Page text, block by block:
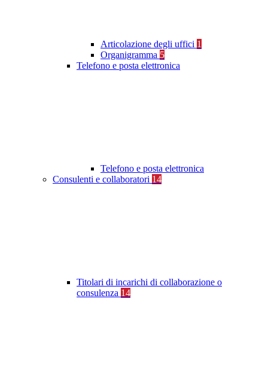
Articolazione degli uffici 1
Organigramma 5
Telefono e posta elettronica
Telefono e posta elettronica
Consulenti e collaboratori 14
Titolari di incarichi di collaborazione o
consulenza 14